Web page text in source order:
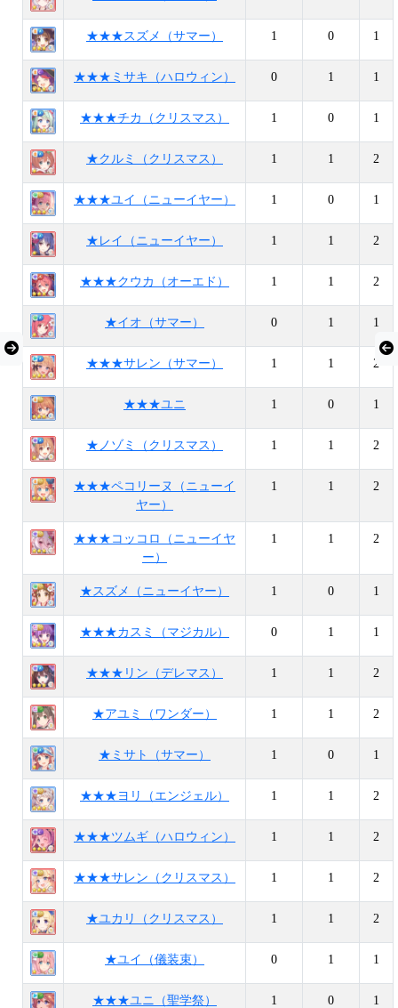
★★★スズメ（サマー） 1 0 1
★★★ミサキ（ハロウィン） 0 1 1
★★★チカ（クリスマス） 1 0 1
★クルミ（クリスマス） 1 1 2
★★★ユイ（ニューイヤー） 1 0 1
★レイ（ニューイヤー） 1 1 2
★★★クウカ（オーエド） 1 1 2
★イオ（サマー） 0 1 1
★★★サレン（サマー） 1 1 2
★★★ユニ 1 0 1
★ノゾミ（クリスマス） 1 1 2
★★★ペコリーヌ（ニューイ
ヤー）
1 1 2
★★★コッコロ（ニューイヤ
ー）
1 1 2
★スズメ（ニューイヤー） 1 0 1
★★★カスミ（マジカル） 0 1 1
★★★リン（デレマス） 1 1 2
★アユミ（ワンダー） 1 1 2
★ミサト（サマー） 1 0 1
★★★ヨリ（エンジェル） 1 1 2
★★★ツムギ（ハロウィン） 1 1 2
★★★サレン（クリスマス） 1 1 2
★ユカリ（クリスマス） 1 1 2
★ユイ（儀装束） 0 1 1
★★★ユニ（聖学祭） 1 0 1